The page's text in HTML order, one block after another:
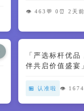
👁️ 463 💬 0 ⏰ 2天前
「严选标杆优
伴共启价值盛宴
🏪 认准啦 👁️ 1674